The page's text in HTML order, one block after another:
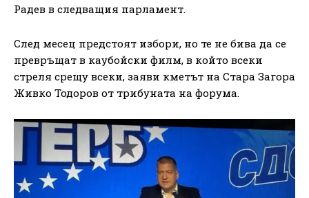
Радев в следващия парламент.
След месец предстоят избори, но те не бива да се
превръщат в каубойски филм, в който всеки
стреля срещу всеки, заяви кметът на Стара Загора
Живко Тодоров от трибуната на форума.